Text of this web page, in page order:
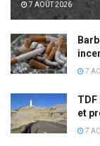
7 AOÛT 2026
7
et
7